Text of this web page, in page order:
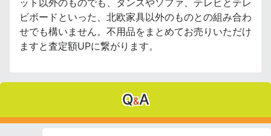
ット以外のものでも、タンスやソファ、テレビとテレ
ビボードといった、北欧家具以外のものとの組み合わ
せでも構いません。不用品をまとめてお売りいただけ
ますと査定額UPに繋がります。
Q&A